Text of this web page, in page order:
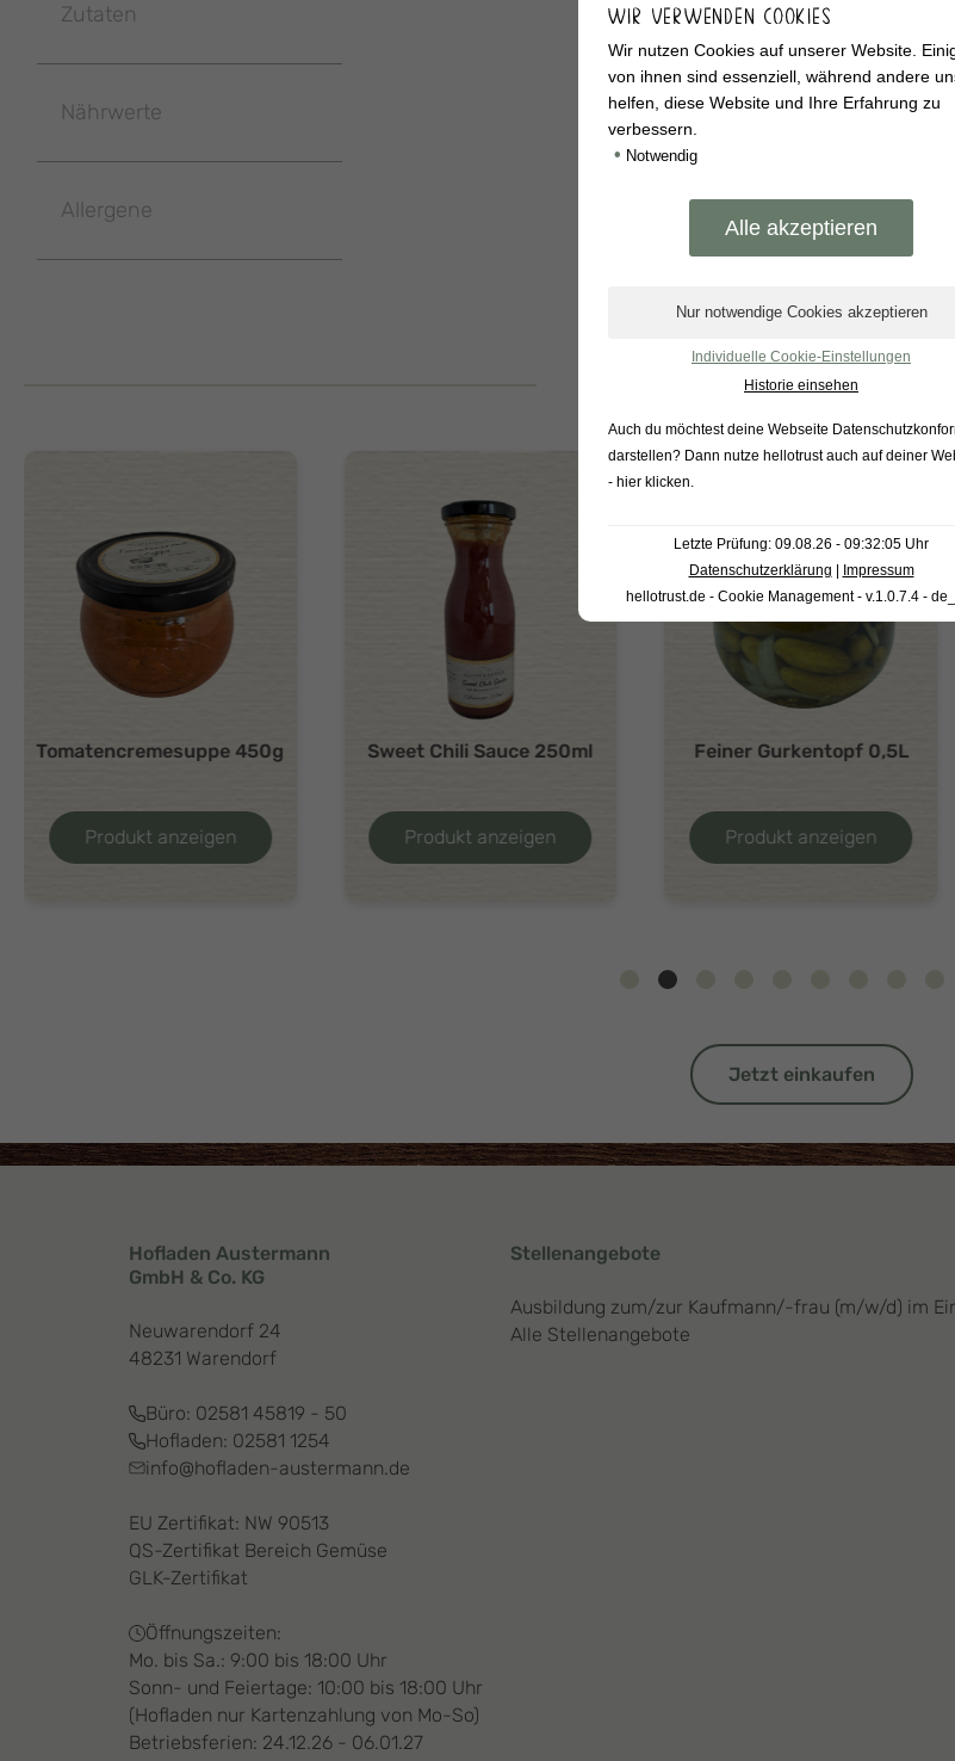
Zutaten
Nährwerte
Allergene
BELIEBTE PRODUKTE
Tomatencremesuppe 450g
Produkt anzeigen
Sweet Chili Sauce 250ml
Produkt anzeigen
Feiner Gurkentopf 0,5L
Produkt anzeigen
Jetzt einkaufen
Hofladen Austermann
GmbH & Co. KG
Neuwarendorf 24
48231 Warendorf
Büro: 02581 45819 - 50
Hofladen: 02581 1254
info@hofladen-austermann.de
EU Zertifikat: NW 90513
QS-Zertifikat Bereich Gemüse
GLK-Zertifikat
Öffnungszeiten:
Mo. bis Sa.: 9:00 bis 18:00 Uhr
Sonn- und Feiertage: 10:00 bis 18:00 Uhr
(Hofladen nur Kartenzahlung von Mo-So)
Betriebsferien: 24.12.26 - 06.01.27
Stellenangebote
Ausbildung zum/zur Kaufmann/-frau (m/w/d) im
Alle Stellenangebote
WIR VERWENDEN COOKIES
Wir nutzen Cookies auf unserer Website.
von ihnen sind essenziell, während andere
helfen, diese Website und Ihre Erfahrung zu
verbessern.
• Notwendig
Individuelle Cookie-Einstellungen
Historie einsehen
Auch du möchtest deine Webseite
darstellen? Dann nutze hellotrust auch auf deiner
- hier klicken
Letzte Prüfung: 09.08.26 - 09:32:05 Uhr
Datenschutzerklärung | Impressum
hellotrust.de - Cookie Management - v.1.0.7.4 -